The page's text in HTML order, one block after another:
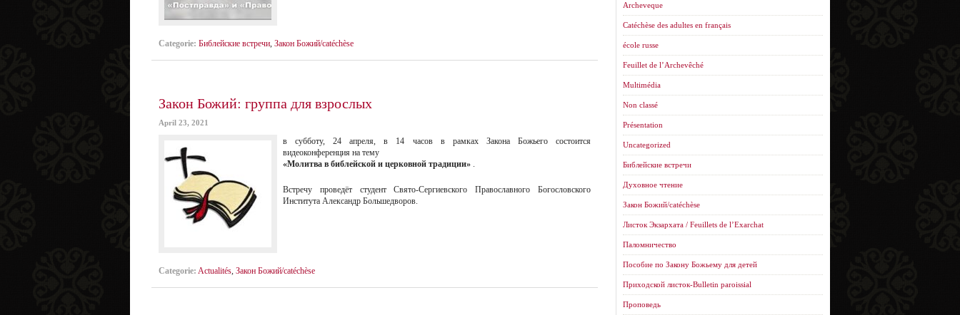
Categorie: Библейские встречи, Закон Божий/catéchèse
Закон Божий: группа для взрослых
April 23, 2021
в субботу, 24 апреля, в 14 часов в рамках Закона Божьего состоится
видеоконференция на тему
«Молитва в библейской и церковной традиции» .
Встречу проведёт студент Свято-Сергиевского Православного Богословского
Института Александр Большедворов.
Categorie: Actualités, Закон Божий/catéchèse
Archeveque
Catéchèse des adultes en français
école russe
Feuillet de l’Archevêché
Multimédia
Non classé
Présentation
Uncategorized
Библейские встречи
Духовное чтение
Закон Божий/catéchèse
Листок Экзархата / Feuillets de l’Еxarchat
Паломничество
Пособие по Закону Божьему для детей
Приходской листок-Bulletin paroissial
Проповедь